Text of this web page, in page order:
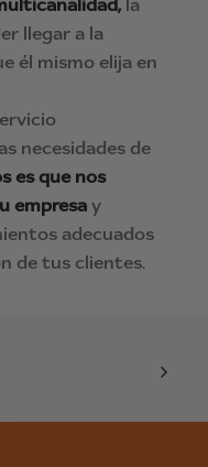
llegar a la
él mismo elija en
necesidades de
es que nos
empresa y
adecuados
de tus clientes.